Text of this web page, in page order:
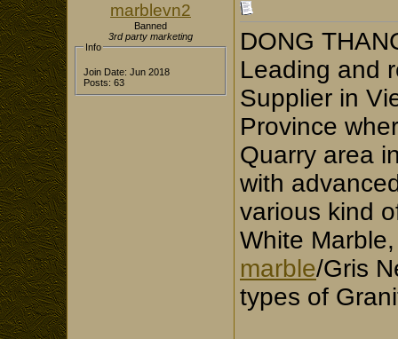
marblevn2
Banned
3rd party marketing
Info
Join Date: Jun 2018
Posts: 63
DONG
Leading and
Supplier in
Province
Quarry area
with
various kind
White
marble/Gris
types of